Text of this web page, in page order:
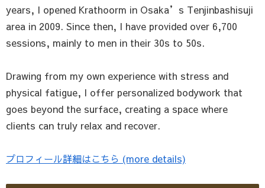
years, I opened Krathoorm in Osaka’s Tenjinbashisuji
area in 2009. Since then, I have provided over 6,700
sessions, mainly to men in their 30s to 50s.
Drawing from my own experience with stress and
physical fatigue, I offer personalized bodywork that
goes beyond the surface, creating a space where
clients can truly relax and recover.
プロフィール詳細はこちら (more details)